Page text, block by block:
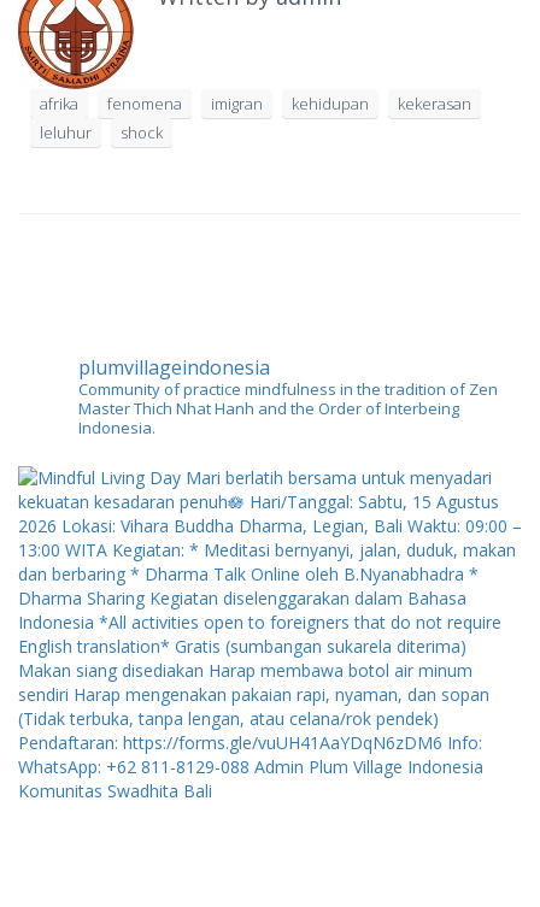
afrika fenomena imigran kehidupan
kekerasan
leluhur
shock
plumvillageindonesia
Community of practice mindfulness in the tradition of Zen
Master Thich Nhat Hanh and the Order of Interbeing
Indonesia.